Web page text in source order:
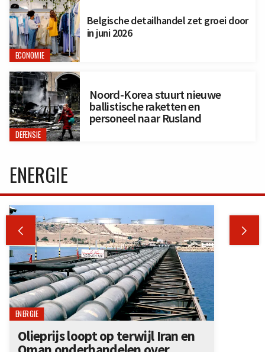
ECONOMIE
Belgische detailhandel zet groei door
in juni 2026
DEFENSIE
Noord-Korea stuurt nieuwe
ballistische raketten en
personeel naar Rusland
ENERGIE
 
ENERGIE
Olieprijs loopt op terwijl Iran en